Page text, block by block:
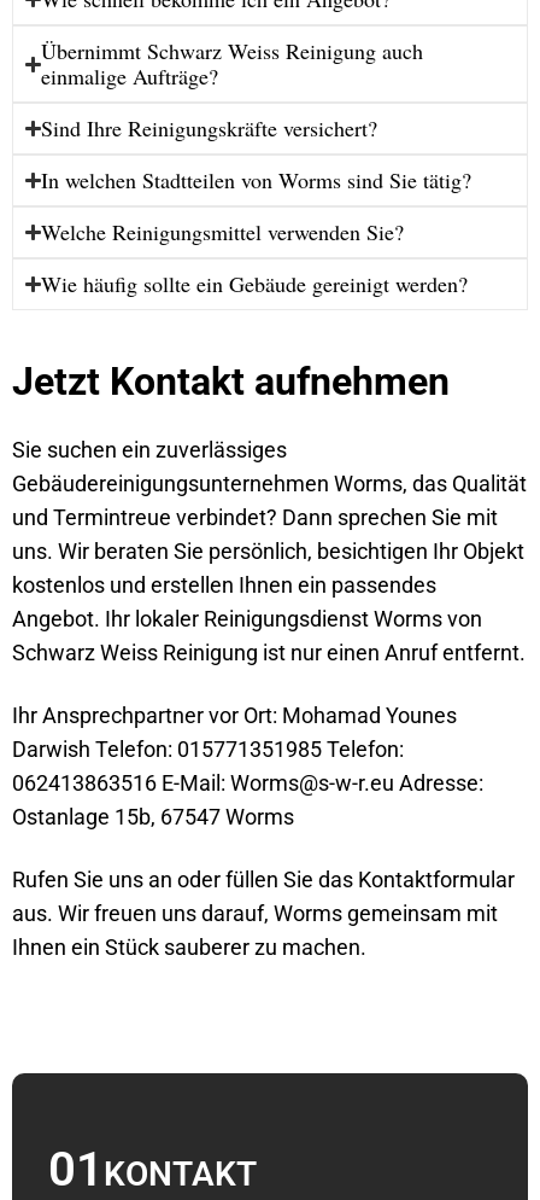
Übernimmt Schwarz Weiss Reinigung auch
einmalige Aufträge?
Sind Ihre Reinigungskräfte versichert?
In welchen Stadtteilen von Worms sind Sie tätig?
Welche Reinigungsmittel verwenden Sie?
Wie häufig sollte ein Gebäude gereinigt werden?
Jetzt Kontakt aufnehmen
Sie suchen ein zuverlässiges
Gebäudereinigungsunternehmen Worms, das Qualität
und Termintreue verbindet? Dann sprechen Sie mit
uns. Wir beraten Sie persönlich, besichtigen Ihr Objekt
kostenlos und erstellen Ihnen ein passendes
Angebot. Ihr lokaler Reinigungsdienst Worms von
Schwarz Weiss Reinigung ist nur einen Anruf entfernt.
Ihr Ansprechpartner vor Ort: Mohamad Younes
Darwish Telefon: 015771351985 Telefon:
062413863516 E-Mail: Worms@s-w-r.eu Adresse:
Ostanlage 15b, 67547 Worms
Rufen Sie uns an oder füllen Sie das Kontaktformular
aus. Wir freuen uns darauf, Worms gemeinsam mit
Ihnen ein Stück sauberer zu machen.
01 KONTAKT